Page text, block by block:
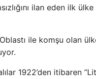
ilan eden ilk
ile komşu olan
1922’den itibaren